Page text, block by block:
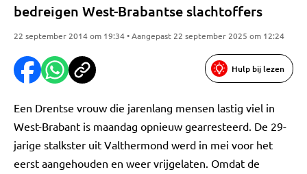
bedreigen West-Brabantse slachtoffers
22 september 2014 om 19:34 • Aangepast 22 september 2025 om 12:24
Hulp bij lezen
Een Drentse vrouw die jarenlang mensen lastig viel in
West-Brabant is maandag opnieuw gearresteerd. De 29-
jarige stalkster uit Valthermond werd in mei voor het
eerst aangehouden en weer vrijgelaten. Omdat de